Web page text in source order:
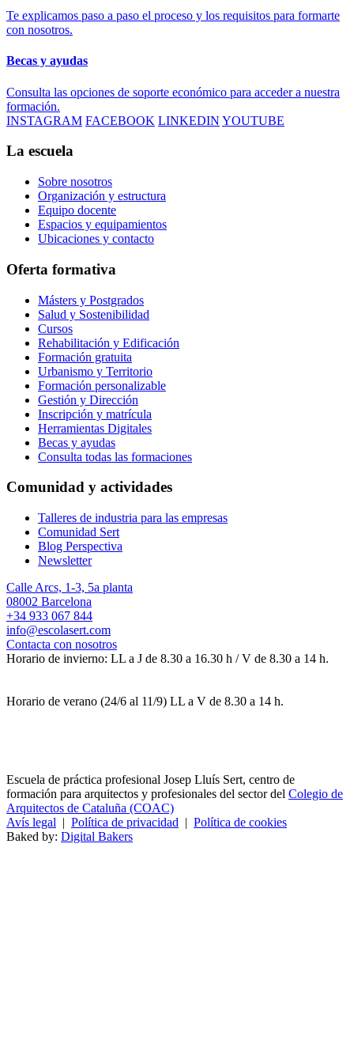
Te explicamos paso a paso el proceso y los requisitos para formarte
con nosotros.
Becas y ayudas
Consulta las opciones de soporte económico para acceder a nuestra
formación.
INSTAGRAM FACEBOOK LINKEDIN YOUTUBE
La escuela
Sobre nosotros
Organización y estructura
Equipo docente
Espacios y equipamientos
Ubicaciones y contacto
Oferta formativa
Másters y Postgrados
Salud y Sostenibilidad
Cursos
Rehabilitación y Edificación
Formación gratuita
Urbanismo y Territorio
Formación personalizable
Gestión y Dirección
Inscripción y matrícula
Herramientas Digitales
Becas y ayudas
Consulta todas las formaciones
Comunidad y actividades
Talleres de industria para las empresas
Comunidad Sert
Blog Perspectiva
Newsletter
Calle Arcs, 1-3, 5a planta
08002 Barcelona
+34 933 067 844
info@escolasert.com
Contacta con nosotros
Horario de invierno: LL a J de 8.30 a 16.30 h / V de 8.30 a 14 h.
Horario de verano (24/6 al 11/9) LL a V de 8.30 a 14 h.
Escuela de práctica profesional Josep Lluís Sert, centro de
formación para arquitectos y profesionales del sector del Colegio de
Arquitectos de Cataluña (COAC)
Avís legal | Política de privacidad | Política de cookies
Baked by: Digital Bakers